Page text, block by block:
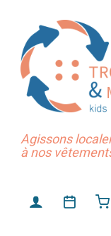
Agissons
à nos